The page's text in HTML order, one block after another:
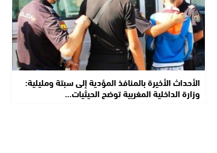
الأحداث الأخيرة بالمنافذ المؤدية إلى سبتة ومليلية:
وزارة الداخلية المغربية توضح الحيثيات…